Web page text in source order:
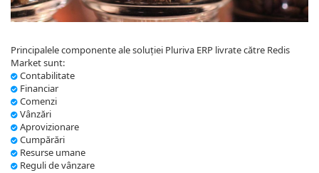
Principalele componente ale soluției Pluriva ERP livrate către Redis
Market sunt:
Contabilitate
Financiar
Comenzi
Vânzări
Aprovizionare
Cumpărări
Resurse umane
Reguli de vânzare